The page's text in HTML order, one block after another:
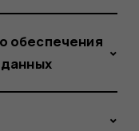
обеспечения